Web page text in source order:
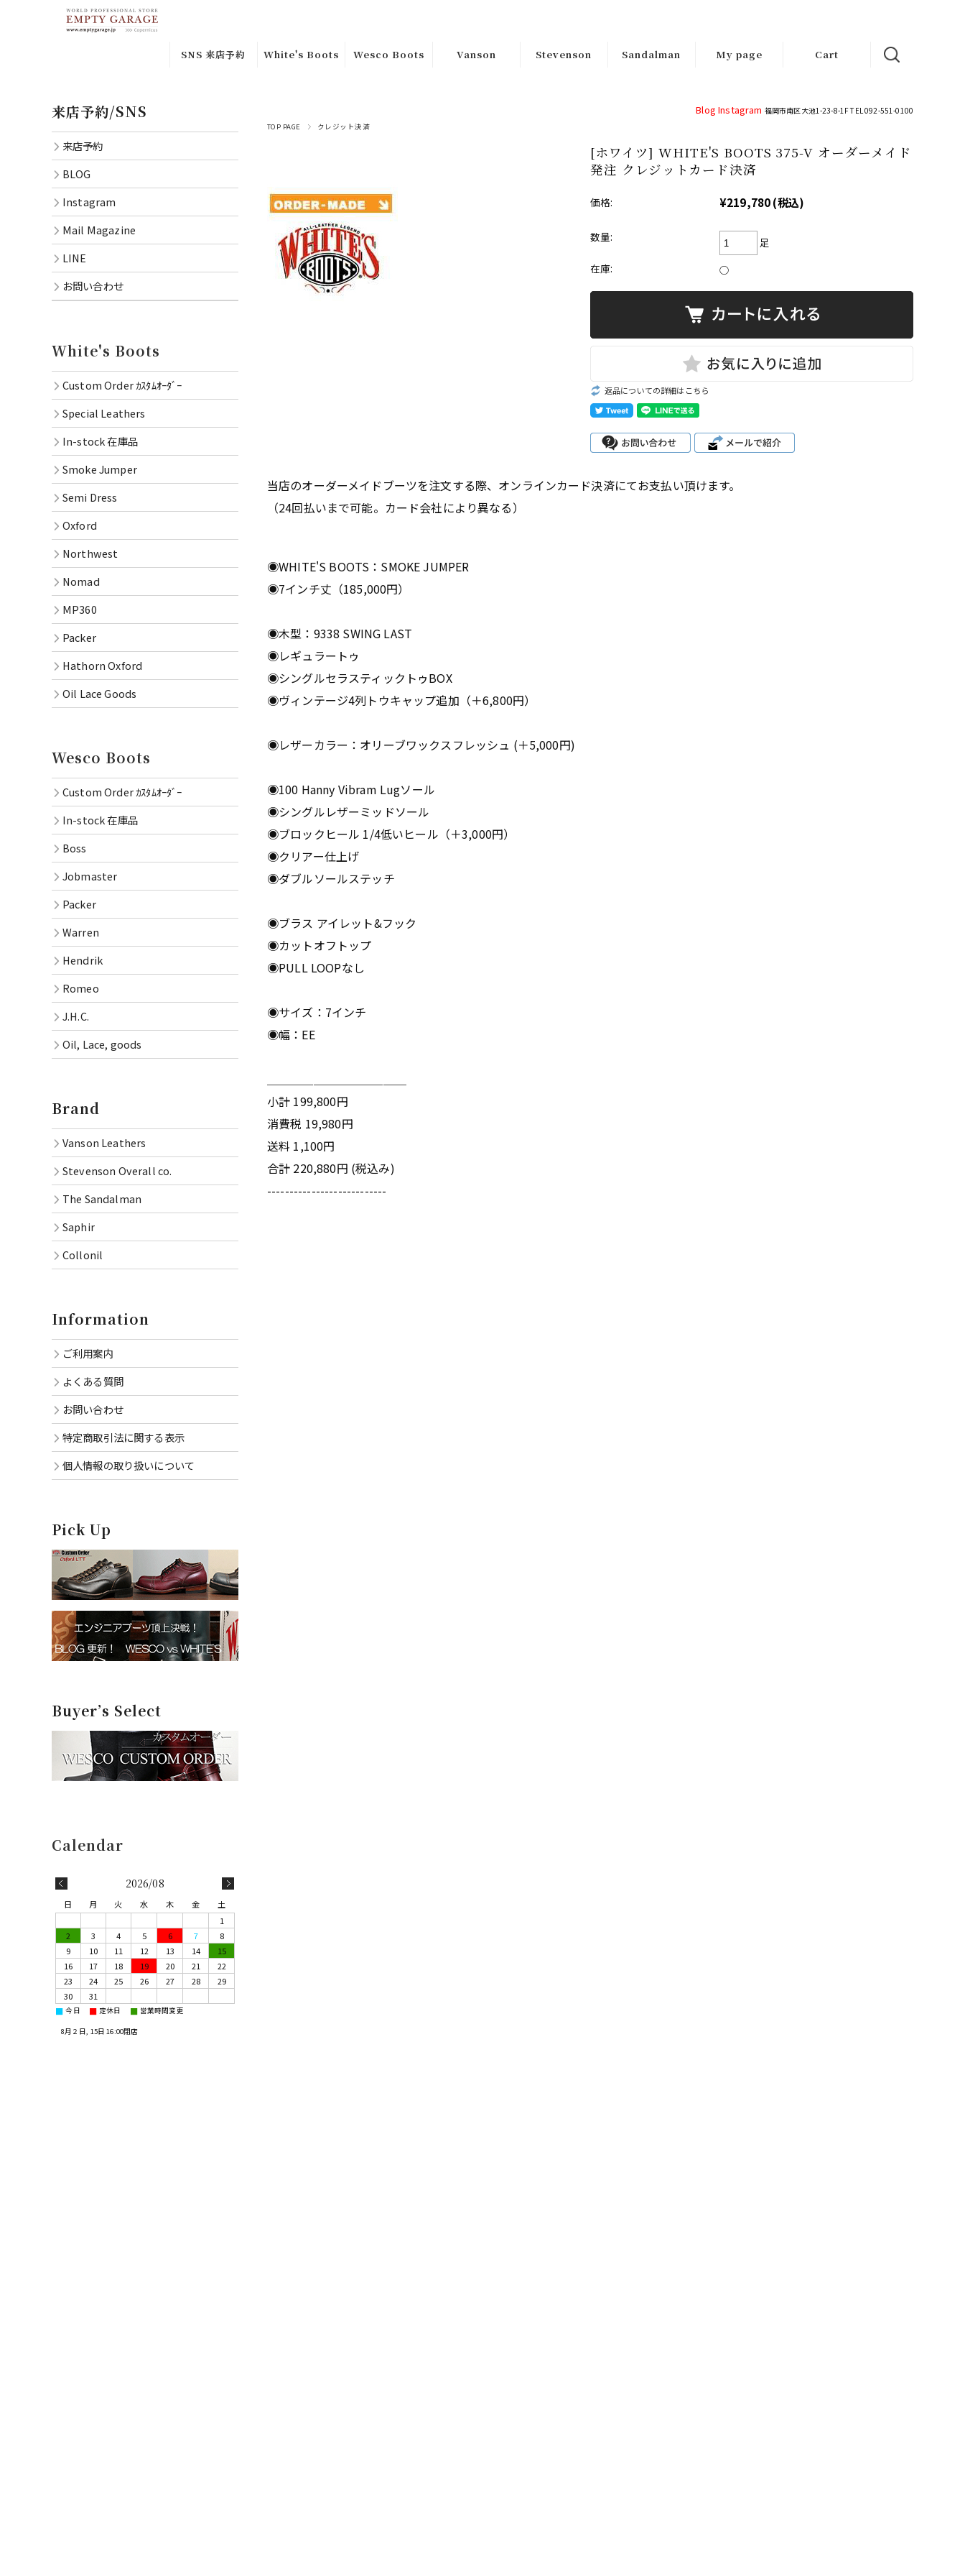
SNS 来店予約
Mail
White's Boots
ﾀﾞｰ
In-stock在庫
Smoke
Jumper
RAINIER
OXFORD
Wesco Boots
Jobmaster
Packer
Warren
Vanson Stevenson Sandalman My page Cart
Blog Instagram 福岡市南区大池1-23-8-1F TEL 092-551-0100
TOP PAGE クレジット決済
[ホワイツ] WHITE'S BOOTS 375-V オーダーメイド
発注 クレジットカード決済
価格: ¥219,780(税込)
数量:
足
在庫:
○
返品についての詳細はこちら
当店のオーダーメイドブーツを注文する際、オンラインカード決済にてお支払い頂けます。
（24回払いまで可能。カード会社により異なる）
◉WHITE'S BOOTS：SMOKE JUMPER
◉7インチ丈（185,000円）
◉木型：9338 SWING LAST
◉レギュラートゥ
◉シングルセラスティックトゥBOX
◉ヴィンテージ4列トウキャップ追加（＋6,800円）
◉レザーカラー：オリーブワックスフレッシュ (＋5,000円)
◉100 Hanny Vibram Lugソール
◉シングルレザーミッドソール
◉ブロックヒール 1/4低いヒール（＋3,000円）
◉クリアー仕上げ
◉ダブルソールステッチ
◉ブラス アイレット&フック
◉カットオフトップ
◉PULL LOOPなし
◉サイズ：7インチ
◉幅：EE
小計 199,800円
消費税 19,980円
送料 1,100円
合計 220,880円 (税込み)
---------------------------
来店予約/SNS
来店予約
BLOG
Instagram
Mail Magazine
LINE
お問い合わせ
White's Boots
Custom Order ｶｽﾀﾑｵｰﾀﾞｰ
Special Leathers
In-stock 在庫品
Smoke Jumper
Semi Dress
Oxford
Northwest
Nomad
MP360
Packer
Hathorn Oxford
Oil Lace Goods
Wesco Boots
Custom Order ｶｽﾀﾑｵｰﾀﾞｰ
In-stock 在庫品
Boss
Jobmaster
Packer
Warren
Hendrik
Romeo
J.H.C.
Oil, Lace, goods
Brand
Vanson Leathers
Stevenson Overall co.
The Sandalman
Saphir
Collonil
Information
ご利用案内
よくある質問
お問い合わせ
特定商取引法に関する表示
個人情報の取り扱いについて
Pick Up
Buyer’s Select
2026/08
日 月 火 水 木 金
土
1
2
3 4 5 6 7
8
9
10 11 12 13 14
15
16
17 18 19 20 21
22
23
24 25 26 27 28
29
30
31
■ 今日 ■ 定休日 ■ 営業時間変更
8月２日, 15日 16:00閉店